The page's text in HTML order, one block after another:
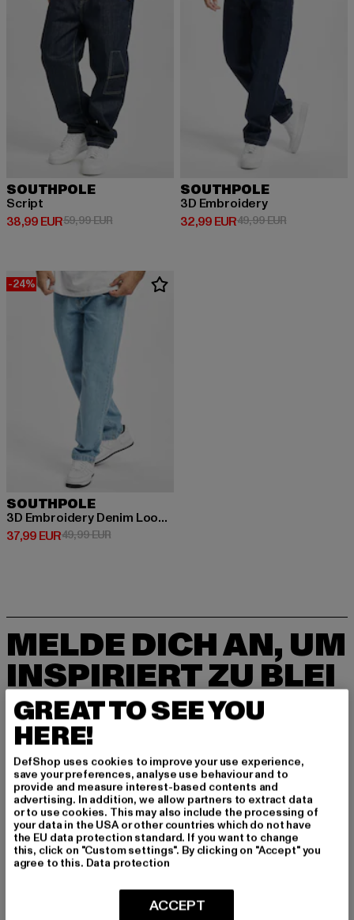
SOUTHPOLE
Script
38,99 EUR
Derzeitiger Preis: 38,99 EUR
59,99 EURAktionspreis: 59,99 EUR
SOUTHPOLE
3D Embroidery
32,99 EUR
Derzeitiger Preis: 32,99 EUR
49,99 EURAktionspreis:
-24%
SOUTHPOLE
3D Embroidery Denim Loose Fit
37,99 EUR
Derzeitiger Preis: 37,99 EUR
49,99 EURAktionspreis: 49,99 EUR
MELDE DICH AN, UM
INSPIRIERT ZU BLEI
BEN!
Melde dich hier für unseren Newsletter an und
erhalte künftig Informationen über aktuelle Tre
nds, Angebote und Gutscheine von DefShop p
er E-Mail!
An welchen Produkten bist du interessiert?
MÄNNER
GREAT TO SEE YOU
HERE!
DefShop uses cookies to improve your use experience,
save your preferences, analyse use behaviour and to
provide and measure interest-based contents and
advertising. In addition, we allow partners to extract data
or to use cookies. This may also include the processing of
your data in the USA or other countries which do not have
the EU data protection standard. If you want to change
this, click on "Custom settings". By clicking on "Accept" you
agree to this. Data protection
ACCEPT